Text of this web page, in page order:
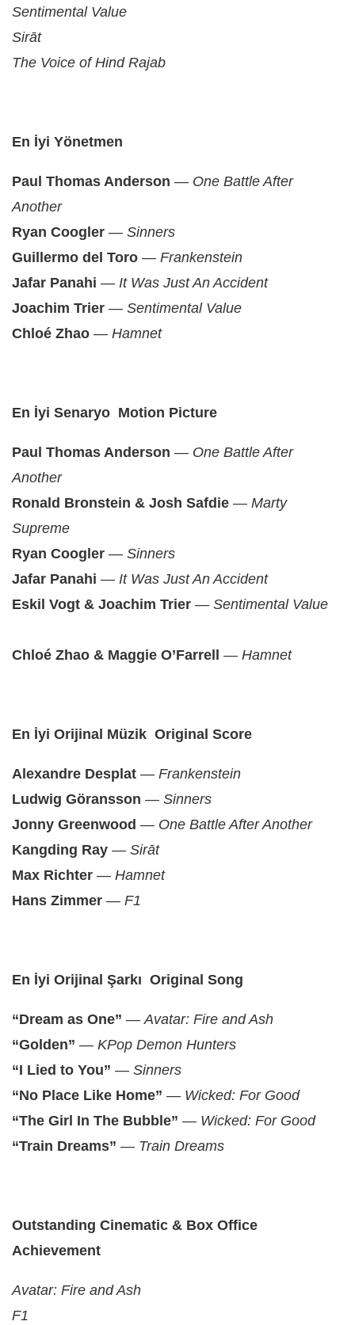
Sentimental Value
Sirāt
The Voice of Hind Rajab
En İyi Yönetmen
Paul Thomas Anderson — One Battle After
Another
Ryan Coogler — Sinners
Guillermo del Toro — Frankenstein
Jafar Panahi — It Was Just An Accident
Joachim Trier — Sentimental Value
Chloé Zhao — Hamnet
En İyi Senaryo Motion Picture
Paul Thomas Anderson — One Battle After
Another
Ronald Bronstein & Josh Safdie — Marty
Supreme
Ryan Coogler — Sinners
Jafar Panahi — It Was Just An Accident
Eskil Vogt & Joachim Trier — Sentimental Value
Chloé Zhao & Maggie O’Farrell — Hamnet
En İyi Orijinal Müzik Original Score
Alexandre Desplat — Frankenstein
Ludwig Göransson — Sinners
Jonny Greenwood — One Battle After Another
Kangding Ray — Sirāt
Max Richter — Hamnet
Hans Zimmer — F1
En İyi Orijinal Şarkı Original Song
“Dream as One” — Avatar: Fire and Ash
“Golden” — KPop Demon Hunters
“I Lied to You” — Sinners
“No Place Like Home” — Wicked: For Good
“The Girl In The Bubble” — Wicked: For Good
“Train Dreams” — Train Dreams
Outstanding Cinematic & Box Office
Achievement
Avatar: Fire and Ash
F1